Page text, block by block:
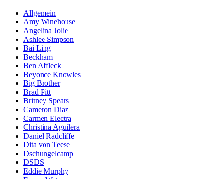
Allgemein
Amy Winehouse
Angelina Jolie
Ashlee Simpson
Bai Ling
Beckham
Ben Affleck
Beyonce Knowles
Big Brother
Brad Pitt
Britney Spears
Cameron Diaz
Carmen Electra
Christina Aguilera
Daniel Radcliffe
Dita von Teese
Dschungelcamp
DSDS
Eddie Murphy